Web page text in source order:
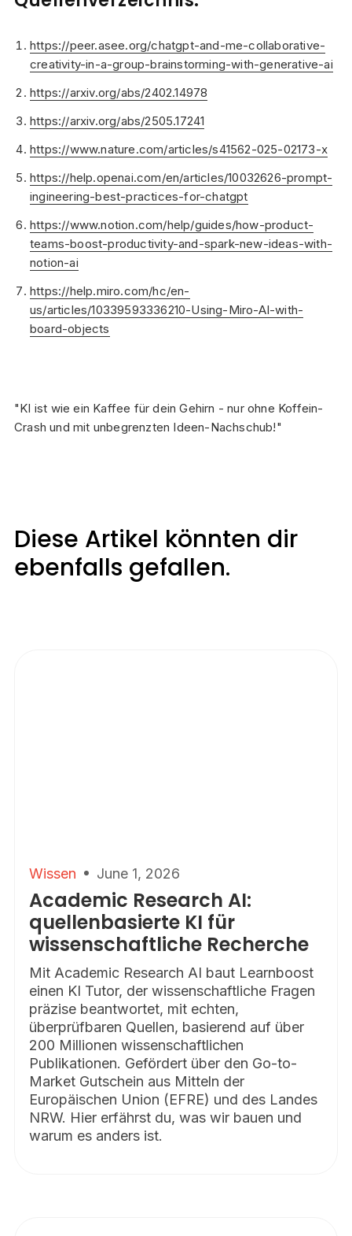
https://peer.asee.org/chatgpt-and-me-collaborative-
creativity-in-a-group-brainstorming-with-generative-ai
https://arxiv.org/abs/2402.14978
https://arxiv.org/abs/2505.17241
https://www.nature.com/articles/s41562-025-02173-x
https://help.openai.com/en/articles/10032626-prompt-
ingineering-best-practices-for-chatgpt
https://www.notion.com/help/guides/how-product-
teams-boost-productivity-and-spark-new-ideas-with-
notion-ai
https://help.miro.com/hc/en-
us/articles/10339593336210-Using-Miro-AI-with-
board-objects
"KI ist wie ein Kaffee für dein Gehirn - nur ohne Koffein-
Crash und mit unbegrenzten Ideen-Nachschub!"
Diese Artikel könnten dir
ebenfalls gefallen.
Wissen June 1, 2026
Academic Research AI:
quellenbasierte KI für
wissenschaftliche Recherche
Mit Academic Research AI baut Learnboost
einen KI Tutor, der wissenschaftliche Fragen
präzise beantwortet, mit echten,
überprüfbaren Quellen, basierend auf über
200 Millionen wissenschaftlichen
Publikationen. Gefördert über den Go-to-
Market Gutschein aus Mitteln der
Europäischen Union (EFRE) und des Landes
NRW. Hier erfährst du, was wir bauen und
warum es anders ist.